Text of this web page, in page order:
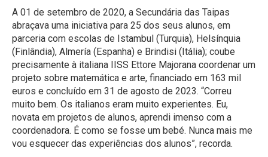
A 01 de setembro de 2020, a Secundária das Taipas
abraçava uma iniciativa para 25 dos seus alunos, em
parceria com escolas de Istambul (Turquia), Helsínquia
(Finlândia), Almería (Espanha) e Brindisi (Itália); coube
precisamente à italiana IISS Ettore Majorana coordenar um
projeto sobre matemática e arte, financiado em 163 mil
euros e concluído em 31 de agosto de 2023. “Correu
muito bem. Os italianos eram muito experientes. Eu,
novata em projetos de alunos, aprendi imenso com a
coordenadora. É como se fosse um bebé. Nunca mais me
vou esquecer das experiências dos alunos”, recorda.